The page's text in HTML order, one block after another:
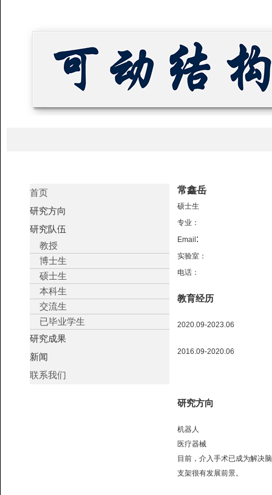
首页
研究方向
研究队伍
教授
博士生
硕士生
本科生
交流生
已毕业学生
研究成果
新闻
联系我们
常鑫岳
硕士生
专业：
Email :
实验室：
电话：
教育经历
2020.09-2023.06
2016.09-2020.06
研究方向
机器人
医疗器械
目前，介入手术已成为解决
支架很有发展前景。